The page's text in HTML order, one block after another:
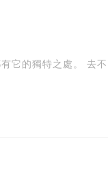
它的獨特之處。 去不